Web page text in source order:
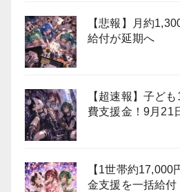
【悲報】月約
給付が延期へ
【超速報】子ど
費支援金！9月21
【1世帯約17,000
金支援を一括給付